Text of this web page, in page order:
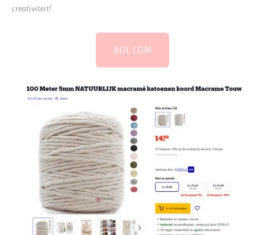
creativiteit!
BOL.COM